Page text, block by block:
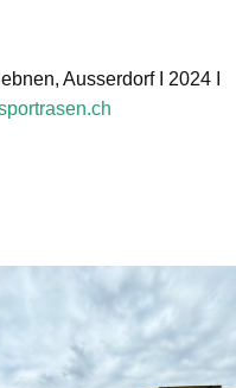
Aus­ser­dorf I 2024 I